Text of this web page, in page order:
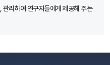
리하여 연구자들에게 제공해 주는